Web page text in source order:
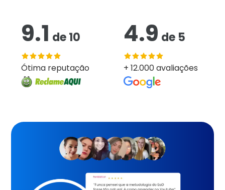
9.1 de10
Ótima reputação
4.9 de 5
+ 12.000 avaliações